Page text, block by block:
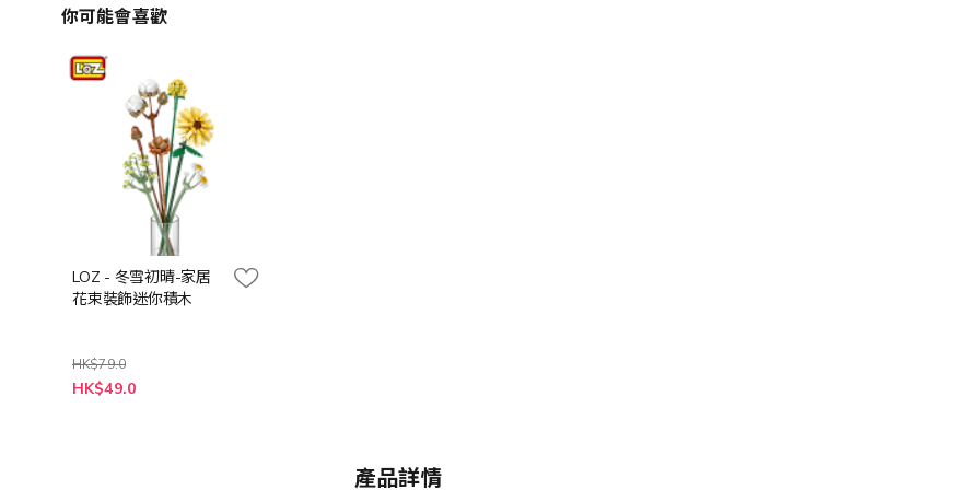
你可能會喜歡
LOZ - 冬雪初晴-家居
花束裝飾迷你積木
HK$79.0
特
HK$49.0
產品詳情